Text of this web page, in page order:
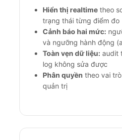
Hiển thị realtime theo
trạng thái từng điểm đo
Cảnh báo hai mức:
và ngưỡng hành động
Toàn vẹn dữ liệu: audit
log không sửa được
Phân quyền theo vai
quản trị